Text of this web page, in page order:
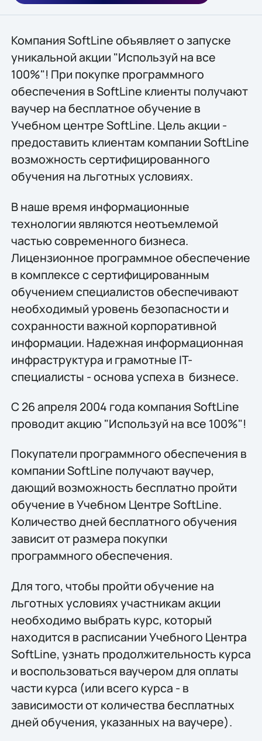
Компания SoftLine объявляет о запуске
уникальной акции "Используй на все
100%"! При покупке программного
обеспечения в SoftLine клиенты получают
ваучер на бесплатное обучение в
Учебном центре SoftLine. Цель акции -
предоставить клиентам компании SoftLine
возможность сертифицированного
обучения на льготных условиях.
В наше время информационные
технологии являются неотъемлемой
частью современного бизнеса.
Лицензионное программное обеспечение
в комплексе с сертифицированным
обучением специалистов обеспечивают
необходимый уровень безопасности и
сохранности важной корпоративной
информации. Надежная информационная
инфраструктура и грамотные IT-
специалисты - основа успеха в бизнесе.
С 26 апреля 2004 года компания SoftLine
проводит акцию "Используй на все 100%"!
Покупатели программного обеспечения в
компании SoftLine получают ваучер,
дающий возможность бесплатно пройти
обучение в Учебном Центре SoftLine.
Количество дней бесплатного обучения
зависит от размера покупки
программного обеспечения.
Для того, чтобы пройти обучение на
льготных условиях участникам акции
необходимо выбрать курс, который
находится в расписании Учебного Центра
SoftLine, узнать продолжительность курса
и воспользоваться ваучером для оплаты
части курса (или всего курса - в
зависимости от количества бесплатных
дней обучения, указанных на ваучере).